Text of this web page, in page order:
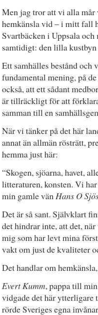
Men jag tror att vi alla mår
hemkänsla vid – i mitt fall
Svartbäcken i Uppsala
samtidigt: den lilla
Ett samhälles bestånd
fundamental mening, på
också, att ett sådant
är tillräckligt för att
samman till en
När vi tänker på det här
annat än allmän rösträtt,
hemma just här:
“Skogen, sjöarna, havet,
litteraturen, konsten. Vi
min gamle vänHans O
Det är så sant. Självklart
det hindrar inte, att det,
mig som har levt mina
vakt om just de kvaliteter
Det handlar om
Evert Kumm, pappa till
vidgade det här ytterligare
rörde Sveriges egna